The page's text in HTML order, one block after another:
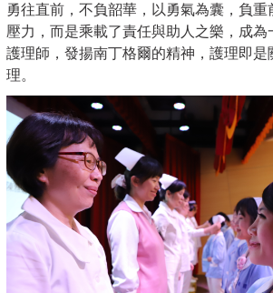
勇往直前，不負韶華，以勇氣為囊，負重
壓力，而是乘載了責任與助人之樂，成為
護理師，發揚南丁格爾的精神，護理即是
理。